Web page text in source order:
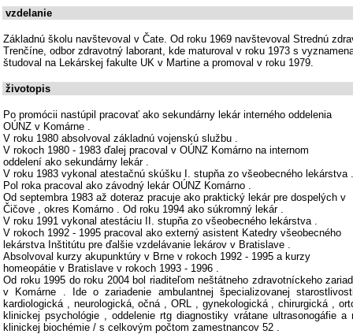
vzdelanie
Základnú školu navštevoval v Čate. Od roku 1969 navštevoval Strednú
Trenčíne, odbor zdravotný laborant, kde maturoval v roku 1973 s
študoval na Lekárskej fakulte UK v Martine a promoval v roku 1979.
životopis
Po promócii nastúpil pracovať ako sekundárny lekár interného oddelenia
OÚNZ v Komárne .
V roku 1980 absolvoval základnú vojenskú službu .
V rokoch 1980 - 1983 ďalej pracoval v OÚNZ Komárno na internom
oddelení ako sekundárny lekár .
V roku 1983 vykonal atestačnú skúšku I. stupňa zo všeobecného lekárstva .
Pol roka pracoval ako závodný lekár OÚNZ Komárno .
Od septembra 1983 až doteraz pracuje ako praktický lekár pre dospelých v
Čičove , okres Komárno . Od roku 1994 ako súkromný lekár .
V roku 1991 vykonal atestáciu II. stupňa zo všeobecného lekárstva .
V rokoch 1992 - 1995 pracoval ako externý asistent Katedry všeobecného
lekárstva Inštitútu pre ďalšie vzdelávanie lekárov v Bratislave .
Absolvoval kurzy akupunktúry v Brne v rokoch 1992 - 1995 a kurzy
homeopátie v Bratislave v rokoch 1993 - 1996 .
Od roku 1995 do roku 2004 bol riaditeľom neštátneho zdravotníckeho
v Komárne . Ide o zariadenie ambulantnej špecializovanej
kardiologická , neurologická, očná , ORL , gynekologická , chirurgická ,
klinickej psychológie , oddelenie rtg diagnostiky vrátane ultrasonogáfie a
klinickej biochémie / s celkovým počtom zamestnancov 52 .